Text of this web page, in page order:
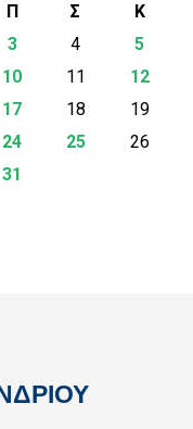
Π Σ
Κ
3 4
5
10 11
12
17 18
19
24 25
26
31